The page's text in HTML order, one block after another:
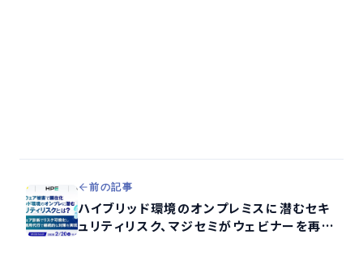
前の記事
ハイブリッド環境のオンプレミスに潜むセキ
ュリティリスク、マジセミがウェビナーを再放